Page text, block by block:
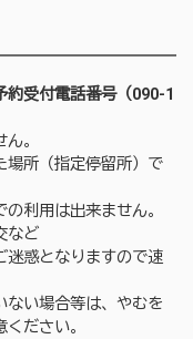
受付電話番号（090-1
。
所（指定停留所）で
利用は出来ません。
など
惑となりますので速
い場合等は、やむを
ださい。